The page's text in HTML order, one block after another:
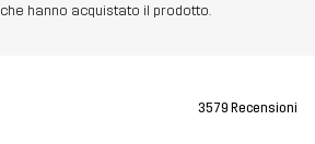
hanno acquistato il prodotto.
3579 Recensioni